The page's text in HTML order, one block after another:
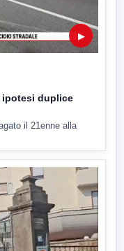
▶
ipotesi duplice
il 21enne alla